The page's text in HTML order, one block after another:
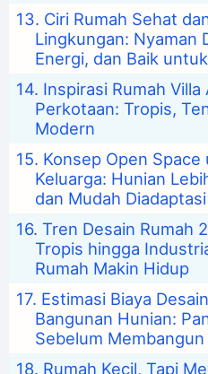
Ciri Rumah Sehat
Lingkungan: Nyaman
Energi, dan Baik
Inspirasi Rumah Villa
Perkotaan: Tropis,
Modern
Konsep Open Space
Keluarga: Hunian
dan Mudah Diadaptasi
Tren Desain Rumah
Tropis hingga
Rumah Makin Hidup
Estimasi Biaya
Bangunan Hunian:
Sebelum
Rumah Kecil, Tapi